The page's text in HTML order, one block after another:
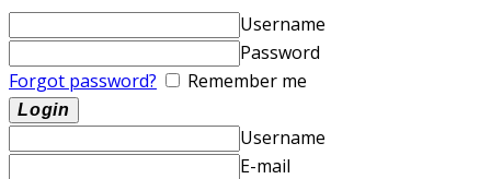
Username
Password
Forgot password?
Remember me
Username
E-mail